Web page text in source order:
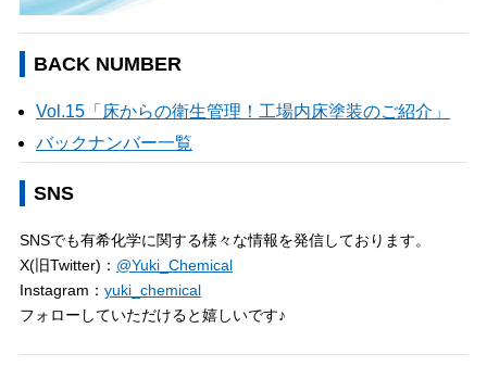
BACK NUMBER
Vol.15「床からの衛生管理！工場内床塗装のご紹介」
バックナンバー一覧
SNS
SNSでも有希化学に関する様々な情報を発信しております。
X(旧Twitter)： @Yuki_Chemical
Instagram： yuki_chemical
フォローしていただけると嬉しいです♪